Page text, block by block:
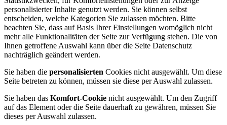
personalisierter Inhalte genutzt werden. Sie können selbst
entscheiden, welche Kategorien Sie zulassen möchten. Bitte
beachten Sie, dass auf Basis Ihrer Einstellungen womöglich nicht
mehr alle Funktionalitäten der Seite zur Verfügung stehen. Die von
Ihnen getroffene Auswahl kann über die Seite Datenschutz
nachträglich geändert werden.
Sie haben die personalisierten Cookies nicht ausgewählt. Um diese
Seite betreten zu können, müssen sie diese per Auswahl zulassen.
Sie haben das Komfort-Cookie nicht ausgewählt. Um den Zugriff
auf das Element oder die Seite dauerhaft zu gewähren, müssen Sie
dieses per Auswahl zulassen.